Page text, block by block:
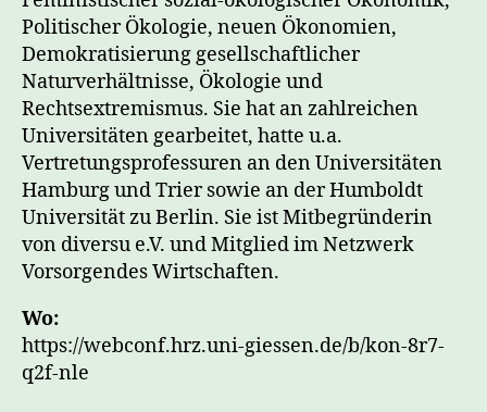
Politischer Ökologie, neuen Ökonomien,
Demokratisierung gesellschaftlicher
Naturverhältnisse, Ökologie und
Rechtsextremismus. Sie hat an zahlreichen
Universitäten gearbeitet, hatte u.a.
Vertretungsprofessuren an den Universitäten
Hamburg und Trier sowie an der Humboldt
Universität zu Berlin. Sie ist Mitbegründerin
von diversu e.V. und Mitglied im Netzwerk
Vorsorgendes Wirtschaften.
Wo:
https://webconf.hrz.uni-giessen.de/b/kon-8r7-
q2f-nle